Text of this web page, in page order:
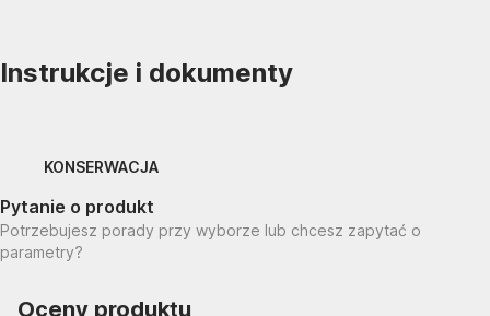
Instrukcje i dokumenty
KONSERWACJA
Pytanie o produkt
Potrzebujesz porady przy wyborze lub chcesz zapytać o
parametry?
Oceny produktu